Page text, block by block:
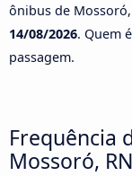
ônibus de
14/08/2026. Quem
passagem.
Frequência
Mossoró,